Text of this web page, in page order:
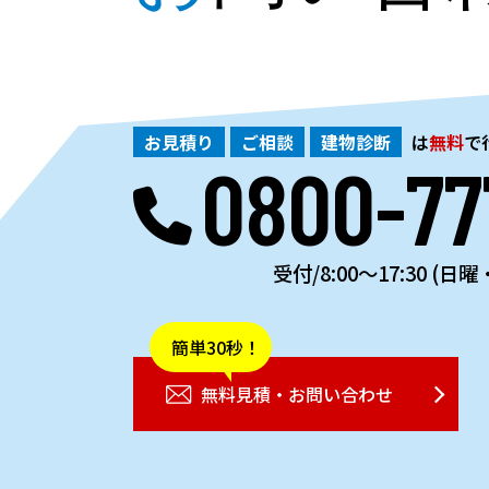
お見積り ご相談 建物診断 は無料で
0800-
受付/8:00～17:30 (日曜
簡単30秒！
無料見積・お問い合わせ